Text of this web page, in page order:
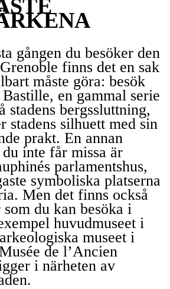
gången du besöker den
finns det en sak
måste göra: besök
en gammal serie
stadens bergssluttning,
stadens silhuett med sin
prakt. En annan
inte får missa är
parlamentshus,
symboliska platserna
Men det finns också
du kan besöka i
huvudmuseet i
museet i
de l’Ancien
i närheten av